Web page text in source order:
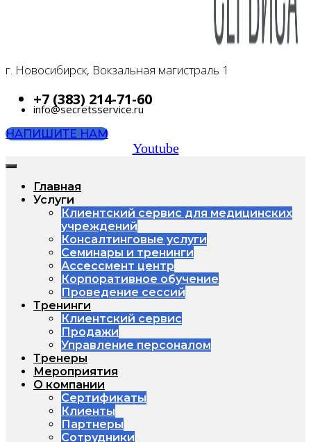
г. Новосибирск, Вокзальная магистраль 1
+7 (383) 214-71-60
info@secretsservice.ru
НАПИШИТЕ НАМ
Youtube
Главная
Услуги
Клиентский сервис для медицинских
учреждений
Консалтинговые услуги
Семинары и тренинги
Ассессмент центр
Корпоративное обучение
Проведение сессий
Тренинги
Клиентский сервис
Продажи
Управление персоналом
Тренеры
Мероприятия
О компании
Сертификаты
Клиенты
Партнеры
Сотрудники